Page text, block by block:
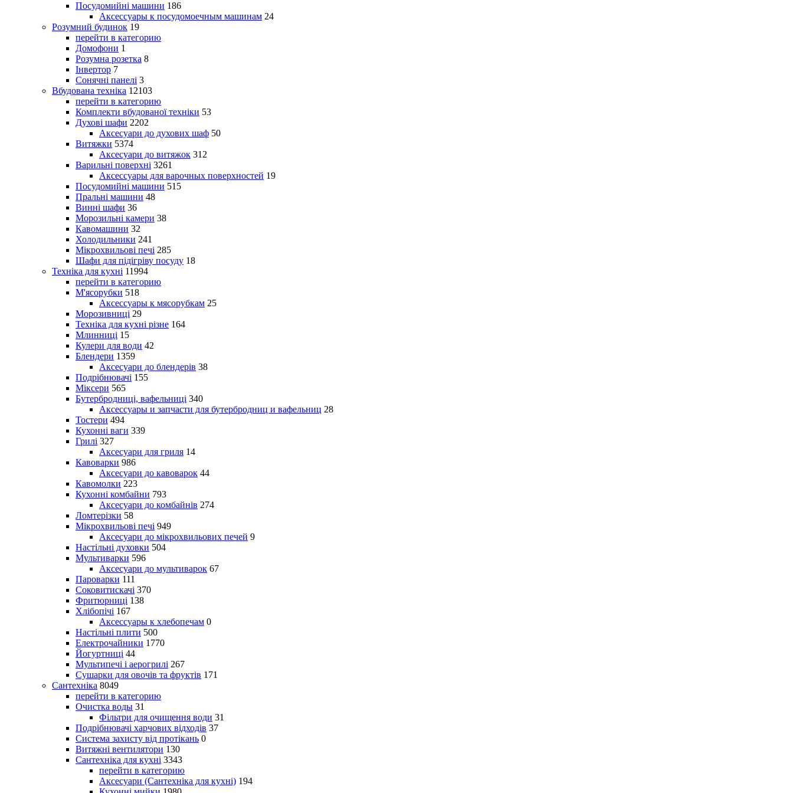
Посудомийні машини 186
Аксессуары к посудомоечным машинам 24
Розумний будинок 19
перейти в категорию
Домофони 1
Розумна розетка 8
Інвертор 7
Сонячні панелі 3
Вбудована техніка 12103
перейти в категорию
Комплекти вбудованої техніки 53
Духові шафи 2202
Аксесуари до духових шаф 50
Витяжки 5374
Аксесуари до витяжок 312
Варильні поверхні 3261
Аксессуары для варочных поверхностей 19
Посудомийні машини 515
Пральні машини 48
Винні шафи 36
Морозильні камери 38
Кавомашини 32
Холодильники 241
Мікрохвильові печі 285
Шафи для підігріву посуду 18
Техніка для кухні 11994
перейти в категорию
М'ясорубки 518
Аксессуары к мясорубкам 25
Морозивниці 29
Техніка для кухні різне 164
Млинниці 15
Кулери для води 42
Блендери 1359
Аксесуари до блендерів 38
Подрібнювачі 155
Міксери 565
Бутербродниці, вафельниці 340
Аксессуары и запчасти для бутербродниц и вафельниц 28
Тостери 494
Кухонні ваги 339
Грилі 327
Аксесуари для гриля 14
Кавоварки 986
Аксесуари до кавоварок 44
Кавомолки 223
Кухонні комбайни 793
Аксесуари до комбайнів 274
Ломтерізки 58
Мікрохвильові печі 949
Аксесуари до мікрохвильових печей 9
Настільні духовки 504
Мультиварки 596
Аксесуари до мультиварок 67
Пароварки 111
Соковитискачі 370
Фритюрниці 138
Хлібопічі 167
Аксессуары к хлебопечам 0
Настільні плити 500
Електрочайники 1770
Йогуртниці 44
Мультипечі і аерогрилі 267
Сушарки для овочів та фруктів 171
Сантехніка 8049
перейти в категорию
Очистка воды 31
Фільтри для очищення води 31
Подрібнювачі харчових відходів 37
Система захисту від протікань 0
Витяжні вентилятори 130
Сантехніка для кухні 3343
перейти в категорию
Аксесуари (Сантехніка для кухні) 194